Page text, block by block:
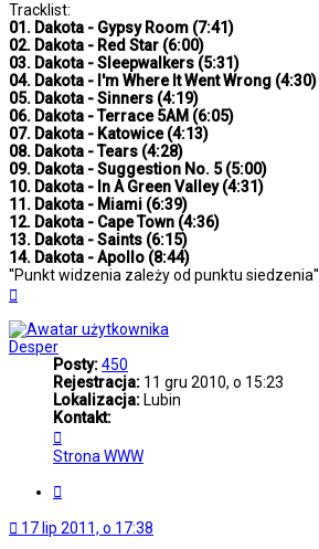
Tracklist:
01. Dakota - Gypsy Room (7:41)
02. Dakota - Red Star (6:00)
03. Dakota - Sleepwalkers (5:31)
04. Dakota - I'm Where It Went Wrong (4:30)
05. Dakota - Sinners (4:19)
06. Dakota - Terrace 5AM (6:05)
07. Dakota - Katowice (4:13)
08. Dakota - Tears (4:28)
09. Dakota - Suggestion No. 5 (5:00)
10. Dakota - In A Green Valley (4:31)
11. Dakota - Miami (6:39)
12. Dakota - Cape Town (4:36)
13. Dakota - Saints (6:15)
14. Dakota - Apollo (8:44)
''Punkt widzenia zależy od punktu siedzenia''
Desper
Posty:450
Rejestracja: 11 gru 2010, o 15:23
Lokalizacja: Lubin
Kontakt:
się
z
Strona WWW
17 lip 2011, o 17:38